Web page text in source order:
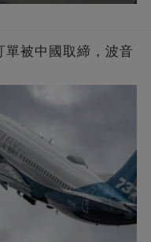
單被中國取締，波音